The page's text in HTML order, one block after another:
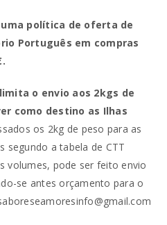
política de oferta de
Português em compras
o envio aos 2kgs de
como destino as Ilhas
os 2kg de peso para as
segundo a tabela de CTT
volumes, pode ser feito envio
se antes orçamento para o